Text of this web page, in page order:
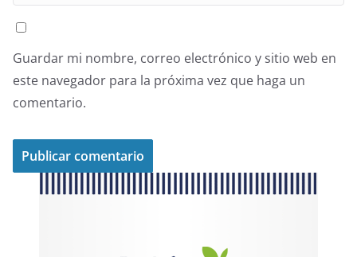
Guardar mi nombre, correo electrónico y sitio web en
este navegador para la próxima vez que haga un
comentario.